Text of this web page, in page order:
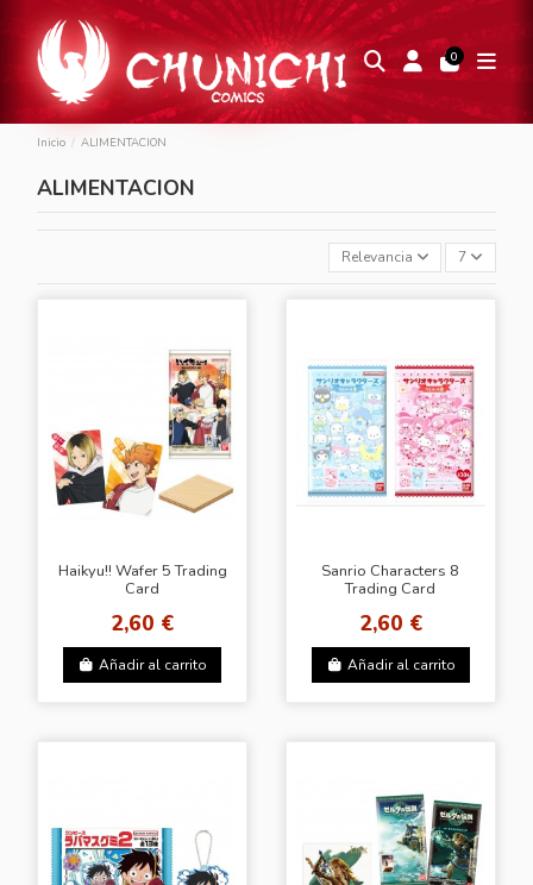
0
Inicio ALIMENTACION
ALIMENTACION
Relevancia 7
Haikyu!! Wafer 5 Trading
Card
2,60 €
Añadir al carrito
Sanrio Characters 8
Trading Card
2,60 €
Añadir al carrito